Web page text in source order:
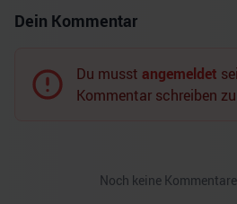
Dein Kommentar
Du musst angemeldet
Kommentar schreiben
Noch keine